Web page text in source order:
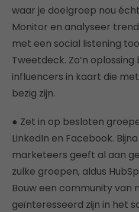
waar je doelgroep nou
Monitor en analyseer
met een social listening
Tweetdeck. Zo’n
influencers in kaart die
bezig zijn.
● Zet in op besloten
LinkedIn en Facebook.
marketeers geeft al aan
zulke groepen, aldus
Bouw een community van
geïnteresseerd zijn in het